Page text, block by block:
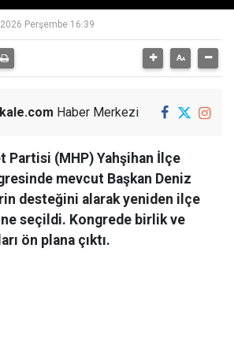
Perşembe 16:39
Haber Merkezi
Partisi (MHP) Yahşihan İlçe
mevcut Başkan Deniz
desteğini alarak yeniden ilçe
seçildi. Kongrede birlik ve
ön plana çıktı.